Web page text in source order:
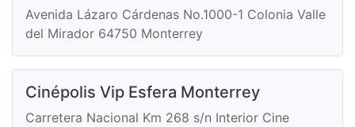
Avenida Lázaro Cárdenas No.1000-1 Colonia Valle
del Mirador 64750 Monterrey
Cinépolis Vip Esfera Monterrey
Carretera Nacional Km 268 s/n Interior Cine